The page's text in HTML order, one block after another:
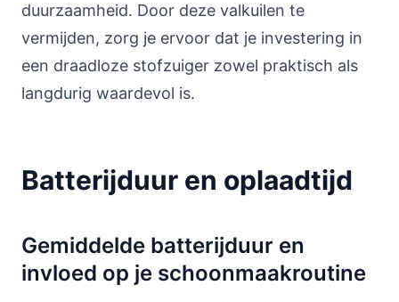
duurzaamheid. Door deze valkuilen te
vermijden, zorg je ervoor dat je investering in
een draadloze stofzuiger zowel praktisch als
langdurig waardevol is.
Batterijduur en oplaadtijd
Gemiddelde batterijduur en
invloed op je schoonmaakroutine